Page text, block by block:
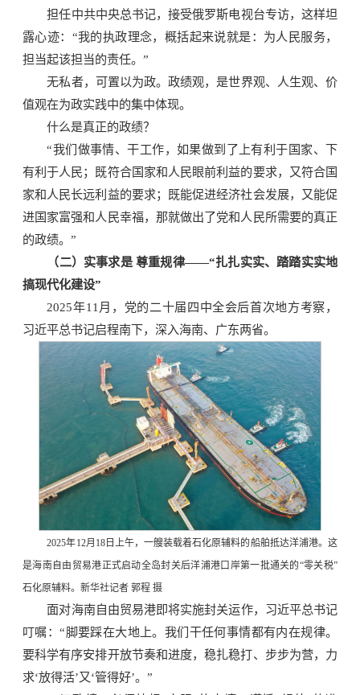
担任中共中央总书记，接受俄罗斯电视台专访，这样坦
露心迹：“我的执政理念，概括起来说就是：为人民服务，
担当起该担当的责任。”
无私者，可置以为政。政绩观，是世界观、人生观、价
值观在为政实践中的集中体现。
什么是真正的政绩？
“我们做事情、干工作，如果做到了上有利于国家、下
有利于人民；既符合国家和人民眼前利益的要求，又符合国
家和人民长远利益的要求；既能促进经济社会发展，又能促
进国家富强和人民幸福，那就做出了党和人民所需要的真正
的政绩。”
（二）实事求是 尊重规律——“扎扎实实、踏踏实实地
搞现代化建设”
2025年11月，党的二十届四中全会后首次地方考察，
习近平总书记启程南下，深入海南、广东两省。
2025年12月18日上午，一艘装载着石化原辅料的船舶抵达洋浦港。这
是海南自由贸易港正式启动全岛封关后洋浦港口岸第一批通关的“零关税”
石化原辅料。新华社记者 郭程 摄
面对海南自由贸易港即将实施封关运作，习近平总书记
叮嘱：“脚要踩在大地上。我们干任何事情都有内在规律。
要科学有序安排开放节奏和进度，稳扎稳打、步步为营，力
求‘放得活’又‘管得好’。”